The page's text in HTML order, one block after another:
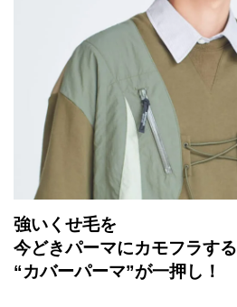
強いくせ毛を
今どきパーマにカモフラする
“カバーパーマ”が一押し！